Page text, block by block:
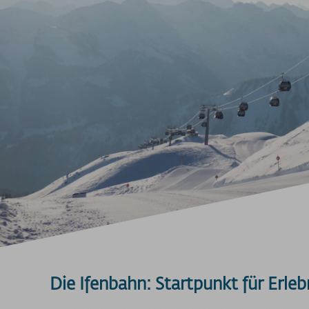
Die Ifenbahn: Startpunkt für